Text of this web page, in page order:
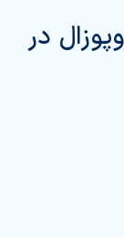
در